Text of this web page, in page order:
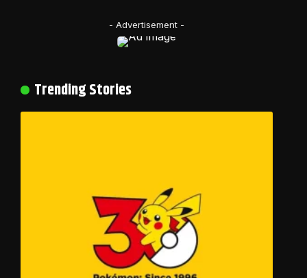
- Advertisement -
Trending Stories